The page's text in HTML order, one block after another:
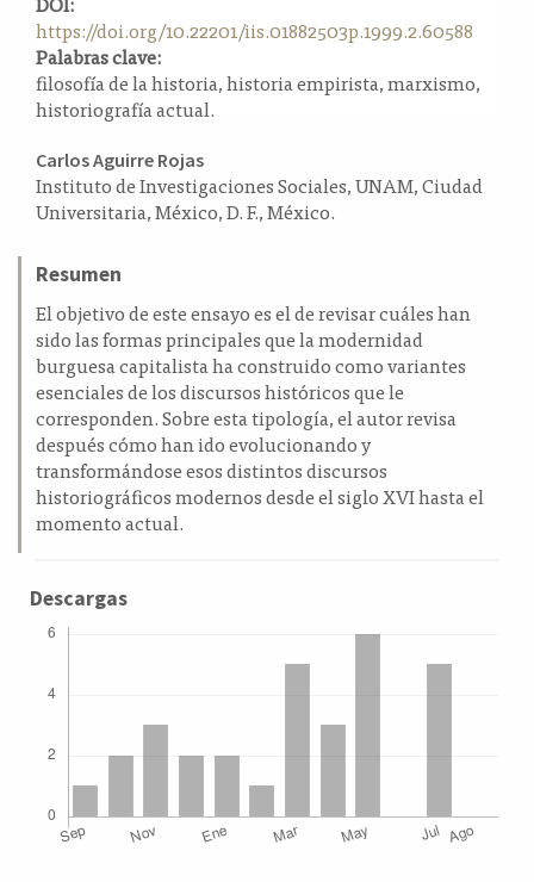
a
l
a
t
e
r
a
l
https://doi.org/10.22201/iis.01882503p.1999.2.60588
Palabras clave:
filosofía de la historia, historia empirista, marxismo,
historiografía actual.
Contenido
principal
del
artículo
Carlos Aguirre Rojas
Instituto de Investigaciones Sociales, UNAM, Ciudad
Universitaria, México, D. F., México.
Resumen
El objetivo de este ensayo es el de revisar cuáles han
sido las formas principales que la modernidad
burguesa capitalista ha construido como variantes
esenciales de los discursos históricos que le
corresponden. Sobre esta tipología, el autor revisa
después cómo han ido evolucionando y
transformándose esos distintos discursos
historiográficos modernos desde el siglo XVI hasta el
momento actual.
Descargas